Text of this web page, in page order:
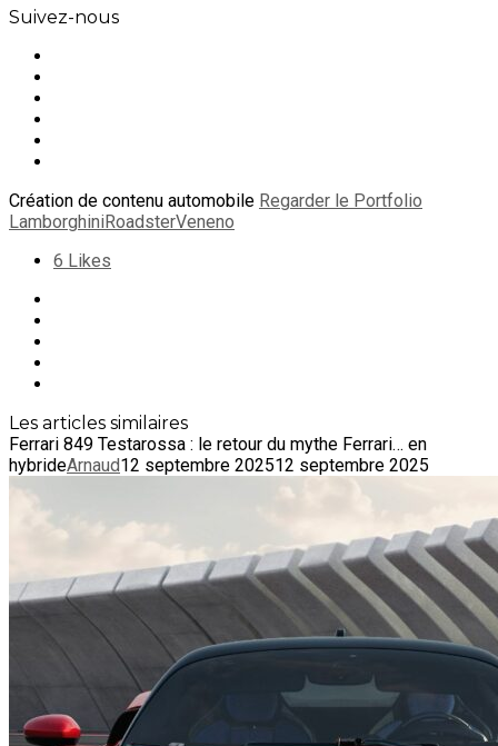
Suivez-nous
Création de contenu automobile Regarder le Portfolio
LamborghiniRoadsterVeneno
6 Likes
Les articles similaires
Ferrari 849 Testarossa : le retour du mythe Ferrari… en
hybrideArnaud12 septembre 202512 septembre 2025